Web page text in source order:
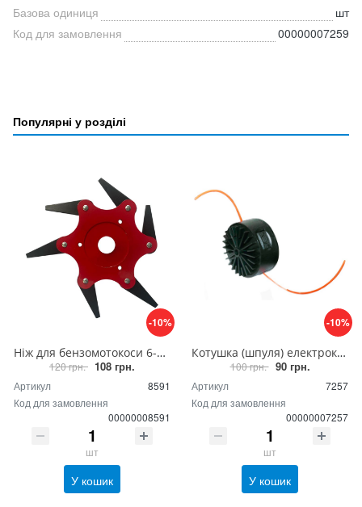
Базова одиниця
шт
Код для замовлення
00000007259
Популярні у розділі
-10%
Ніж для бензомотокоси 6-ти сегментний, ніж для бензокоси плоский шестисегментний
120 грн. 108 грн.
Артикул
8591
Код для замовлення
00000008591
шт
У кошик
-10%
Котушка (шпуля) електрокоси d-8мм, триммер для електрокоси
100 грн. 90 грн.
Артикул
7257
Код для замовлення
00000007257
шт
У кошик